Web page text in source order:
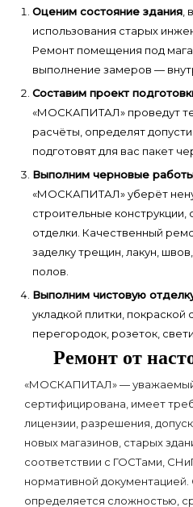
Оценим состояние здания
использования старых
Ремонт помещения под
выполнение замеров —
Составим проект
«МОСКАПИТАЛ» проведут
расчёты, определят
подготовят для вас пакет
Выполним черновые
«МОСКАПИТАЛ» уберёт
строительные конструкции,
отделки. Качественный
заделку трещин, лакун,
полов.
Выполним чистовую
укладкой плитки, покраской
перегородок, розеток,
Ремонт от
«МОСКАПИТАЛ» — уважаемый
сертифицирована, имеет
лицензии, разрешения,
новых магазинов, старых
соответствии с ГОСТами,
нормативной
определяется сложностью,